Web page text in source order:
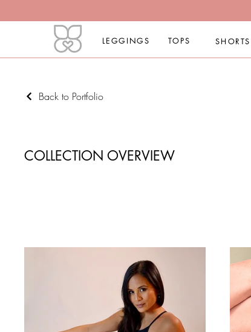
LEGGINGS TOPS SHORTS
Back to Portfolio
COLLECTION OVERVIEW